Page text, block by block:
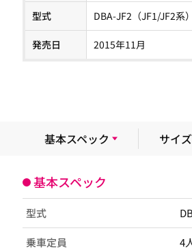
型式 DBA-JF2（JF1/JF2系）
発売日 2015年11月
基本スペック サイズ
基本スペック
型式
乗車定員 4